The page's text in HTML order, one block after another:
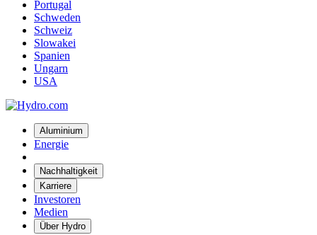
Portugal
Schweden
Schweiz
Slowakei
Spanien
Ungarn
USA
Aluminium
Energie
Nachhaltigkeit
Karriere
Investoren
Medien
Über Hydro